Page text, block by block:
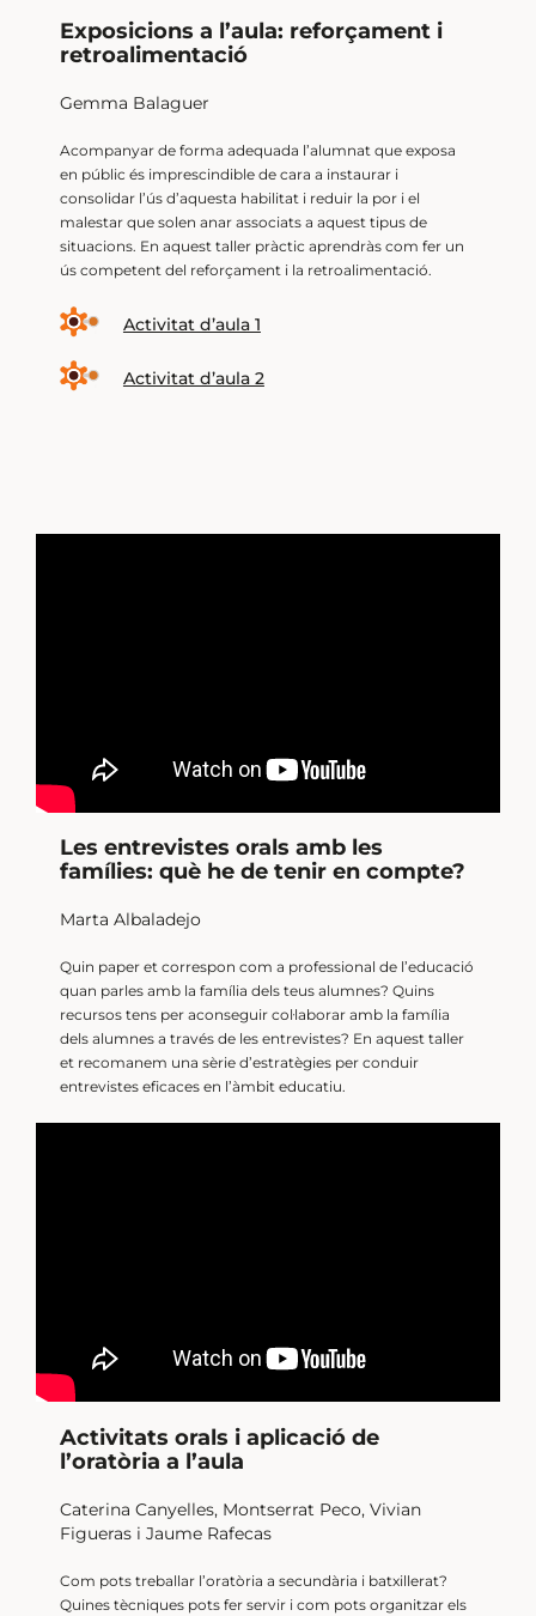
Exposicions a l’aula: reforçament i
retroalimentació
Gemma Balaguer
Acompanyar de forma adequada l’alumnat que exposa
en públic és imprescindible de cara a instaurar i
consolidar l’ús d’aquesta habilitat i reduir la por i el
malestar que solen anar associats a aquest tipus de
situacions. En aquest taller pràctic aprendràs com fer un
ús competent del reforçament i la retroalimentació.
Activitat d’aula 1
Activitat d’aula 2
Les entrevistes orals amb les
famílies: què he de tenir en compte?
Marta Albaladejo
Quin paper et correspon com a professional de l’educació
quan parles amb la família dels teus alumnes? Quins
recursos tens per aconseguir col·laborar amb la família
dels alumnes a través de les entrevistes? En aquest taller
et recomanem una sèrie d’estratègies per conduir
entrevistes eficaces en l’àmbit educatiu.
Activitats orals i aplicació de
l’oratòria a l’aula
Caterina Canyelles, Montserrat Peco, Vivian
Figueras i Jaume Rafecas
Com pots treballar l’oratòria a secundària i batxillerat?
Quines tècniques pots fer servir i com pots organitzar els